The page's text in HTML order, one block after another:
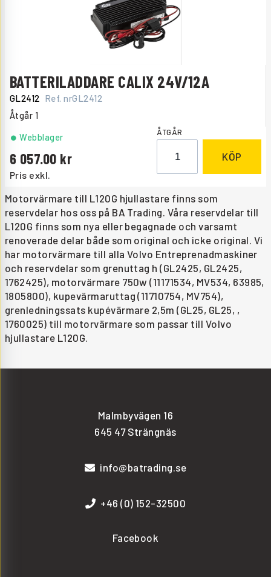
BATTERILADDARE CALIX 24V/12A
GL2412 Ref. nrGL2412
Åtgår 1
Pris exkl.
6 057.00
Webblager ÅTGÅR
KÖP
Motorvärmare till L120G hjullastare finns som
reservdelar hos oss på BA Trading. Våra reservdelar till
L120G finns som nya eller begagnade och varsamt
renoverade delar både som original och icke original. Vi
har motorvärmare till alla Volvo Entreprenadmaskiner
och reservdelar som grenuttag h (GL2425, GL2425,
1762425), motorvärmare 750w (11171534, MV534, 63985,
1805800), kupevärmaruttag (11710754, MV754),
grenledningssats kupévärmare 2,5m (GL25, GL25, ,
1760025) till motorvärmare som passar till Volvo
hjullastare L120G.
Malmbyvägen 16
645 47 Strängnäs
info@batrading.se
+46 (0) 152-32500
Facebook